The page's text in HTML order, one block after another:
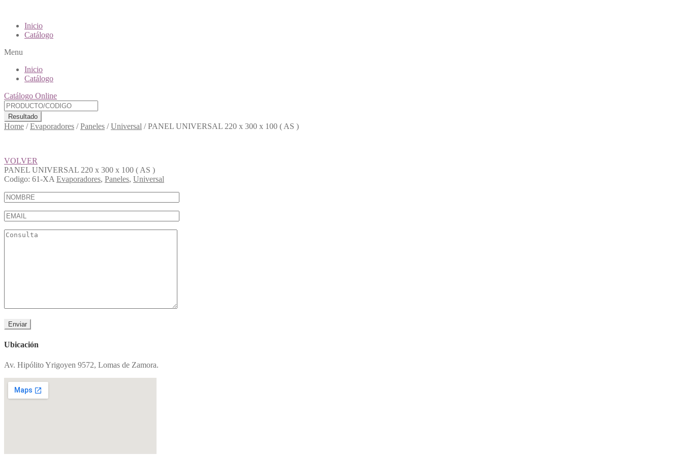
Inicio
Catálogo
Menu
Inicio
Catálogo
Catálogo Online
Resultado
Home /Evaporadores /Paneles /Universal /PANEL UNIVERSAL 220 x 300 x 100 ( AS )
VOLVER
PANEL UNIVERSAL 220 x 300 x 100 ( AS )
Codigo: 61-XA Evaporadores, Paneles, Universal
Ubicación
Av. Hipólito Yrigoyen 9572, Lomas de Zamora.